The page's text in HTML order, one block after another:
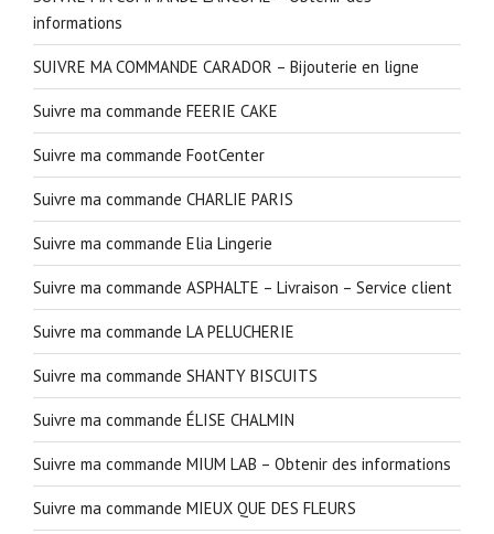
informations
SUIVRE MA COMMANDE CARADOR – Bijouterie en ligne
Suivre ma commande FEERIE CAKE
Suivre ma commande FootCenter
Suivre ma commande CHARLIE PARIS
Suivre ma commande Elia Lingerie
Suivre ma commande ASPHALTE – Livraison – Service client
Suivre ma commande LA PELUCHERIE
Suivre ma commande SHANTY BISCUITS
Suivre ma commande ÉLISE CHALMIN
Suivre ma commande MIUM LAB – Obtenir des informations
Suivre ma commande MIEUX QUE DES FLEURS